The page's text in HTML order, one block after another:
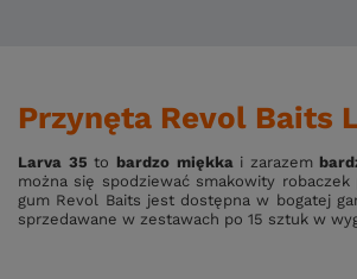
Przynęta Revol Baits
Larva 35 to bardzo miękkai zarazem
można się spodziewać smakowity robaczek
gum Revol Baits jest dostępna w bogatej
sprzedawane w zestawach po 15 sztuk w